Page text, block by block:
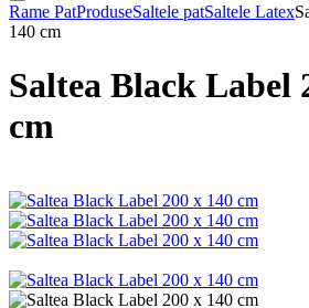
Rame PatProduseSaltele patSaltele Latex
140 cm
Saltea Black Label
cm